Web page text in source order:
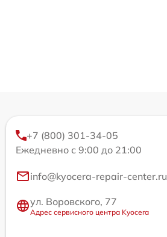
+7 (800) 301-34-05
Ежедневно с 9:00 до 21:00
info@kyocera-repair-center.ru
ул. Воровского, 77
Адрес сервисного центра Kyocera